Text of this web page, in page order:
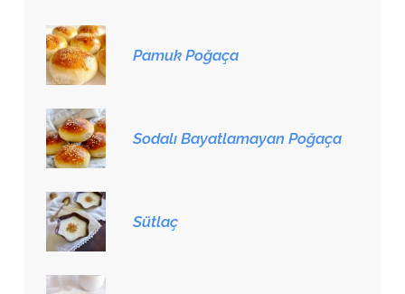
Pamuk Poğaça
Sodalı Bayatlamayan Poğaça
Sütlaç